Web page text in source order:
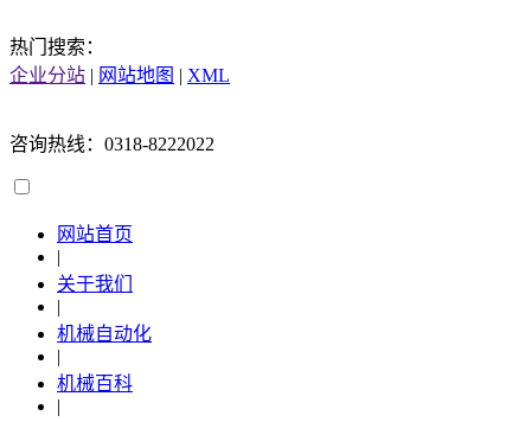
热门搜索：
企业分站 | 网站地图 | XML
咨询热线：0318-8222022
网站首页
|
关于我们
|
机械自动化
|
机械百科
|